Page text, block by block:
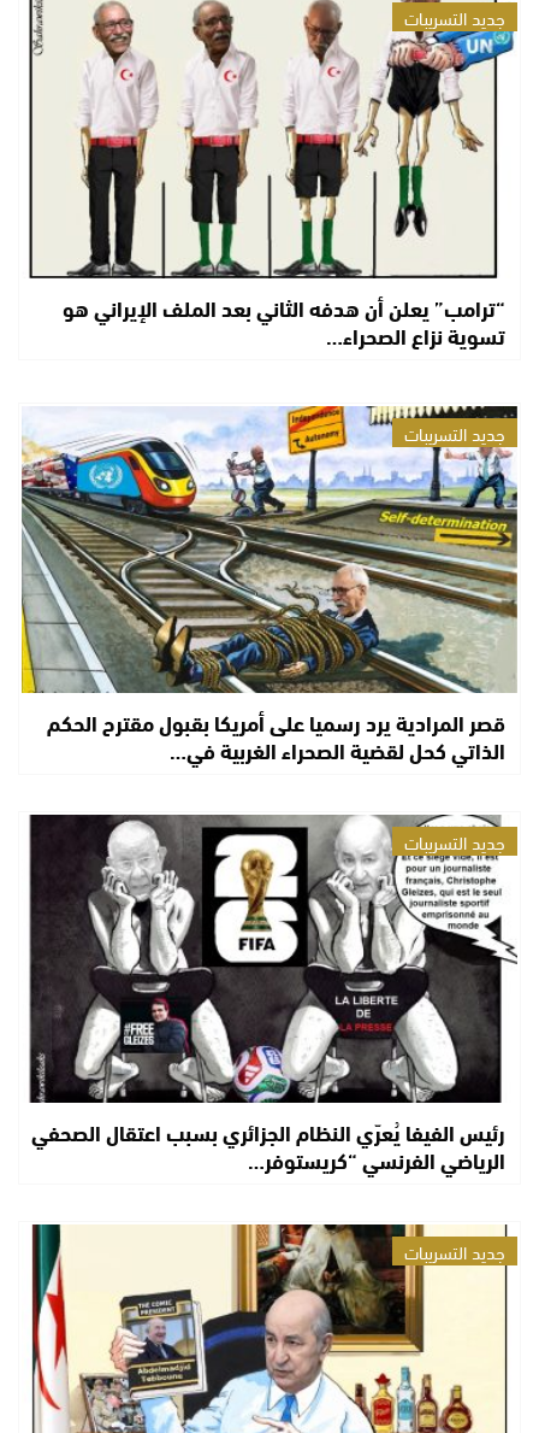
جديد التسريبات
“ترامب” يعلن أن هدفه الثاني بعد الملف الإيراني هو
تسوية نزاع الصحراء…
جديد التسريبات
قصر المرادية يرد رسميا على أمريكا بقبول مقترح الحكم
الذاتي كحل لقضية الصحراء الغربية في…
جديد التسريبات
رئيس الفيفا يُعرّي النظام الجزائري بسبب اعتقال الصحفي
الرياضي الفرنسي “كريستوفر…
جديد التسريبات